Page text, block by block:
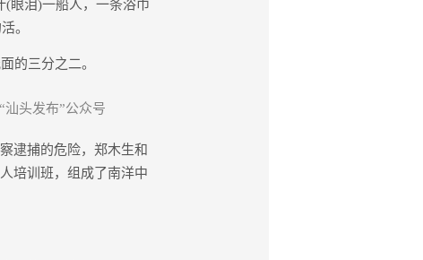
眼泪)一船人，一条浴巾
。
的三分之二。
汕头发布”公众号
逮捕的危险，郑木生和
培训班，组成了南洋中